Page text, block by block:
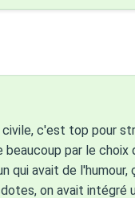
c'est top pour
beaucoup par le
qui avait de
on avait intégré